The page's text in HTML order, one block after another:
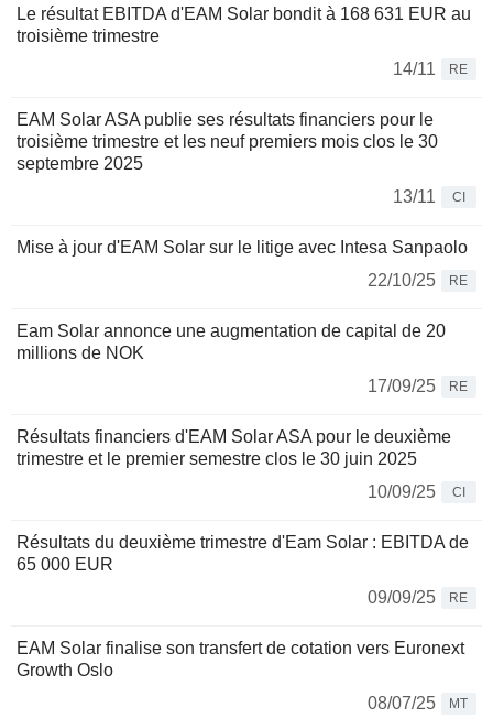
Le résultat EBITDA d'EAM Solar bondit à 168 631 EUR au
troisième trimestre
14/11
RE
EAM Solar ASA publie ses résultats financiers pour le
troisième trimestre et les neuf premiers mois clos le 30
septembre 2025
13/11
CI
Mise à jour d'EAM Solar sur le litige avec Intesa Sanpaolo
22/10/25
RE
Eam Solar annonce une augmentation de capital de 20
millions de NOK
17/09/25
RE
Résultats financiers d'EAM Solar ASA pour le deuxième
trimestre et le premier semestre clos le 30 juin 2025
10/09/25
CI
Résultats du deuxième trimestre d'Eam Solar : EBITDA de
65 000 EUR
09/09/25
RE
EAM Solar finalise son transfert de cotation vers Euronext
Growth Oslo
08/07/25
MT